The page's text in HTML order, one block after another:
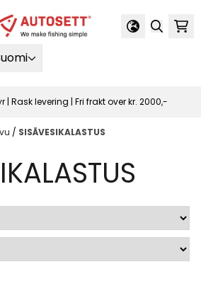
| Rask levering | Fri frakt over kr. 2000,-
/ SISÄVESIKALASTUS